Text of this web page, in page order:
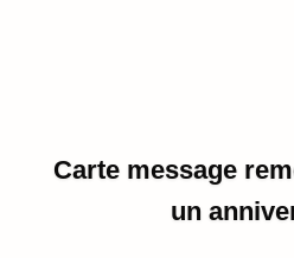
Carte message
un